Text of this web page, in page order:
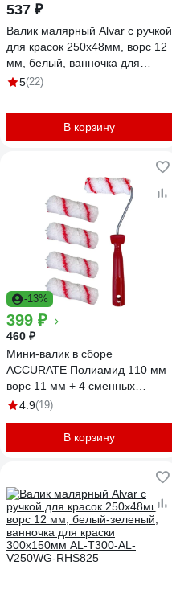
537 ₽
Валик малярный Alvar с ручкой
для красок 250х48мм, ворс 12
мм, белый, ванночка для
краски 300х150мм AL-T300-
5(22)
В корзину
-13%
399 ₽
460 ₽
Мини-валик в сборе
ACCURATE Полиамид 110 мм
ворс 11 мм + 4 сменных
ролика Водные краски
4.9(19)
В корзину